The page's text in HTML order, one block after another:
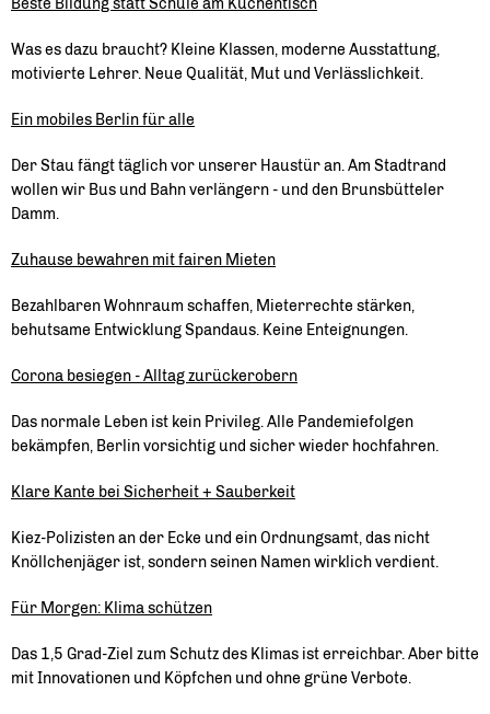
Beste Bildung statt Schule am Küchentisch
Was es dazu braucht? Kleine Klassen, moderne Ausstattung,
motivierte Lehrer. Neue Qualität, Mut und Verlässlichkeit.
Ein mobiles Berlin für alle
Der Stau fängt täglich vor unserer Haustür an. Am Stadtrand
wollen wir Bus und Bahn verlängern - und den Brunsbütteler
Damm.
Zuhause bewahren mit fairen Mieten
Bezahlbaren Wohnraum schaffen, Mieterrechte stärken,
behutsame Entwicklung Spandaus. Keine Enteignungen.
Corona besiegen - Alltag zurückerobern
Das normale Leben ist kein Privileg. Alle Pandemiefolgen
bekämpfen, Berlin vorsichtig und sicher wieder hochfahren.
Klare Kante bei Sicherheit + Sauberkeit
Kiez-Polizisten an der Ecke und ein Ordnungsamt, das nicht
Knöllchenjäger ist, sondern seinen Namen wirklich verdient.
Für Morgen: Klima schützen
Das 1,5 Grad-Ziel zum Schutz des Klimas ist erreichbar. Aber bitte
mit Innovationen und Köpfchen und ohne grüne Verbote.